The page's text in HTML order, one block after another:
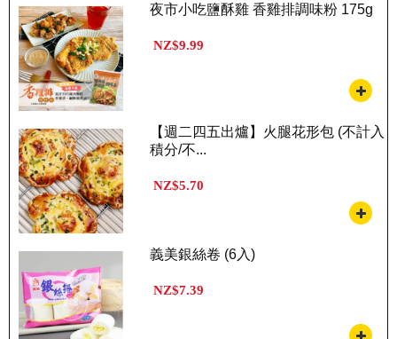
夜市小吃鹽酥雞 香雞排調味粉 175g
NZ$9.99
【週二四五出爐】火腿花形包 (不計入
積分/不...
NZ$5.70
義美銀絲卷 (6入)
NZ$7.39